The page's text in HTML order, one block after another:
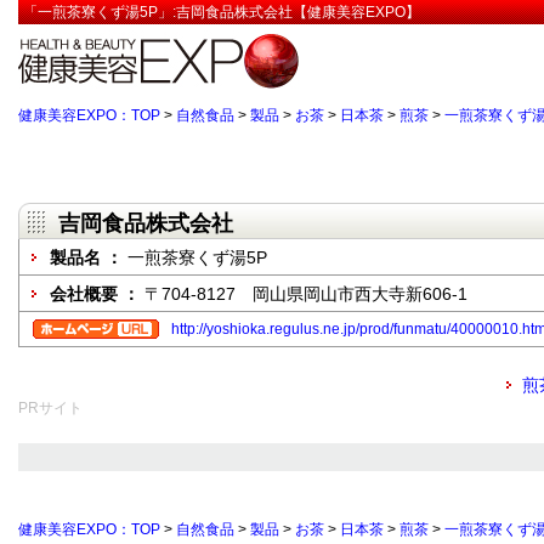
「一煎茶寮くず湯5P」:吉岡食品株式会社【健康美容EXPO】
健康美容EXPO：TOP > 自然食品 > 製品 > お茶 > 日本茶 > 煎茶 > 一煎茶寮くず
吉岡食品株式会社
製品名 ： 一煎茶寮くず湯5P
会社概要 ： 〒704-8127 岡山県岡山市西大寺新606-1
http://yoshioka.regulus.ne.jp/prod/funmatu/
煎
PRサイト
健康美容EXPO：TOP > 自然食品 > 製品 > お茶 > 日本茶 > 煎茶 > 一煎茶寮くず